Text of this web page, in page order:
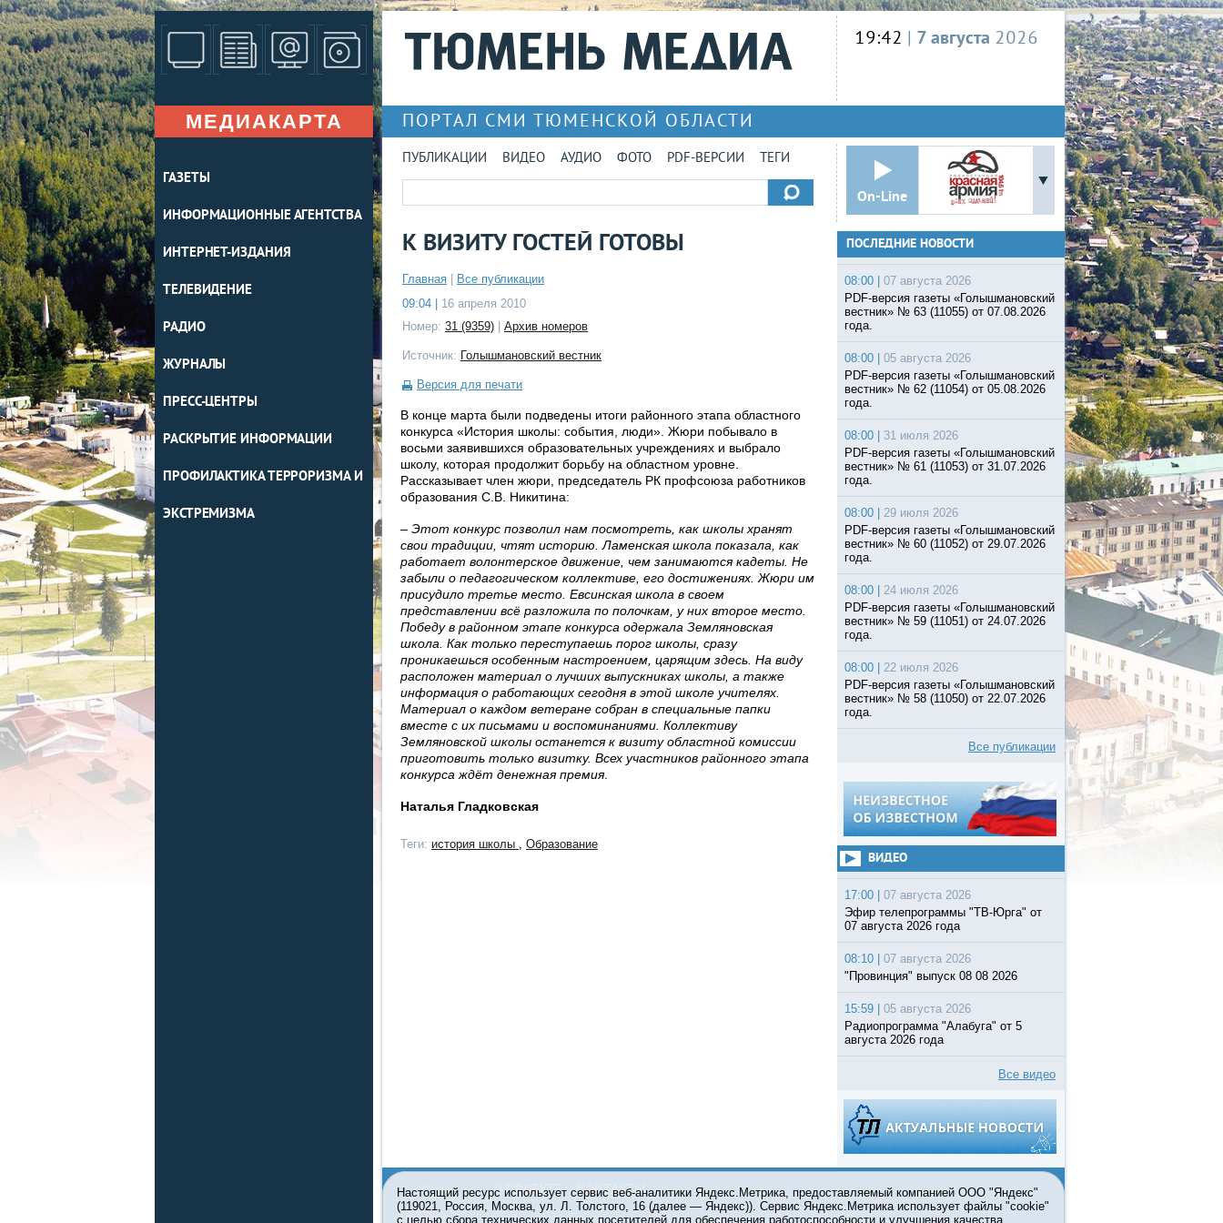
МЕДИАКАРТА
ГАЗЕТЫ
ИНФОРМАЦИОННЫЕ АГЕНТСТВА
ИНТЕРНЕТ-ИЗДАНИЯ
ТЕЛЕВИДЕНИЕ
РАДИО
ЖУРНАЛЫ
ПРЕСС-ЦЕНТРЫ
РАСКРЫТИЕ ИНФОРМАЦИИ
ПРОФИЛАКТИКА ТЕРРОРИЗМА И
ЭКСТРЕМИЗМА
19:42 | 7 августа 2026
ПОРТАЛ СМИ ТЮМЕНСКОЙ ОБЛАСТИ
ПУБЛИКАЦИИ ВИДЕО АУДИО ФОТО PDF-ВЕРСИИ ТЕГИ
On-Line
К ВИЗИТУ ГОСТЕЙ ГОТОВЫ
Главная
Все публикации
09:04 |
16 апреля 2010
Номер: 31 (9359) Архив номеров
Источник: Голышмановский вестник
Версия для печати
В конце марта были подведены итоги районного этапа областного
конкурса «История школы: события, люди». Жюри побывало в
восьми заявившихся образовательных учреждениях и выбрало
школу, которая продолжит борьбу на областном уровне.
Рассказывает член жюри, председатель РК профсоюза работников
образования С.В. Никитина:
– Этот конкурс позволил нам посмотреть, как школы хранят
свои традиции, чтят историю. Ламенская школа показала, как
работает волонтерское движение, чем занимаются кадеты. Не
забыли о педагогическом коллективе, его достижениях. Жюри им
присудило третье место. Евсинская школа в своем
представлении всё разложила по полочкам, у них второе место.
Победу в районном этапе конкурса одержала Земляновская
школа. Как только переступаешь порог школы, сразу
проникаешься особенным настроением, царящим здесь. На виду
расположен материал о лучших выпускниках школы, а также
информация о работающих сегодня в этой школе учителях.
Материал о каждом ветеране собран в специальные папки
вместе с их письмами и воспоминаниями. Коллективу
Земляновской школы останется к визиту областной комиссии
приготовить только визитку. Всех участников районного этапа
конкурса ждёт денежная премия.
Наталья Гладковская
Теги: история школы , Образование
ПОСЛЕДНИЕ НОВОСТИ
08:00 |
07 августа 2026
PDF-версия газеты «Голышмановский
вестник» № 63 (11055) от 07.08.2026
года.
08:00 |
05 августа 2026
PDF-версия газеты «Голышмановский
вестник» № 62 (11054) от 05.08.2026
года.
08:00 |
31 июля 2026
PDF-версия газеты «Голышмановский
вестник» № 61 (11053) от 31.07.2026
года.
08:00 |
29 июля 2026
PDF-версия газеты «Голышмановский
вестник» № 60 (11052) от 29.07.2026
года.
08:00 |
24 июля 2026
PDF-версия газеты «Голышмановский
вестник» № 59 (11051) от 24.07.2026
года.
08:00 |
22 июля 2026
PDF-версия газеты «Голышмановский
вестник» № 58 (11050) от 22.07.2026
года.
Все публикации
ВИДЕО
17:00 |
07 августа 2026
Эфир телепрограммы "ТВ-Юрга" от
07 августа 2026 года
08:10 |
07 августа 2026
"Провинция" выпуск 08 08 2026
15:59 |
05 августа 2026
Радиопрограмма "Алабуга" от 5
августа 2026 года
Все видео
О ПРОЕКТЕ КОНТАКТЫ
Настоящий ресурс использует сервис веб-аналитики Яндекс.Метрика, предоставляемый компанией ООО "Яндекс"
(119021, Россия, Москва, ул. Л. Толстого, 16 (далее — Яндекс)). Сервис Яндекс.Метрика использует файлы "cookie"
с целью сбора технических данных посетителей для обеспечения работоспособности и улучшения качества